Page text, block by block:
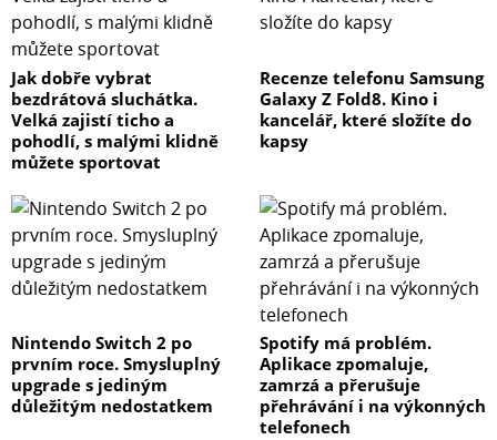
Jak dobře vybrat
bezdrátová sluchátka.
Velká zajistí ticho a
pohodlí, s malými klidně
můžete sportovat
Recenze telefonu Samsung
Galaxy Z Fold8. Kino i
kancelář, které složíte do
kapsy
Nintendo Switch 2 po
prvním roce. Smysluplný
upgrade s jediným
důležitým nedostatkem
Spotify má problém.
Aplikace zpomaluje,
zamrzá a přerušuje
přehrávání i na výkonných
telefonech